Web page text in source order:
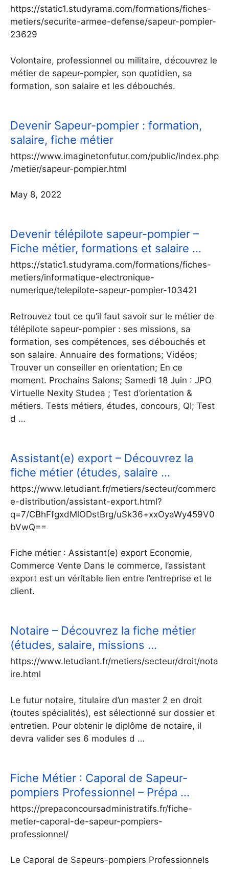
https://static1.studyrama.com/formations/fiches-
metiers/securite-armee-defense/sapeur-pompier-
23629
Volontaire, professionnel ou militaire, découvrez le
métier de sapeur-pompier, son quotidien, sa
formation, son salaire et les débouchés.
Devenir Sapeur-pompier : formation,
salaire, fiche métier
https://www.imaginetonfutur.com/public/index.php
/metier/sapeur-pompier.html
May 8, 2022
Devenir télépilote sapeur-pompier –
Fiche métier, formations et salaire …
https://static1.studyrama.com/formations/fiches-
metiers/informatique-electronique-
numerique/telepilote-sapeur-pompier-103421
Retrouvez tout ce qu’il faut savoir sur le métier de
télépilote sapeur-pompier : ses missions, sa
formation, ses compétences, ses débouchés et
son salaire. Annuaire des formations; Vidéos;
Trouver un conseiller en orientation; En ce
moment. Prochains Salons; Samedi 18 Juin : JPO
Virtuelle Nexity Studea ; Test d’orientation &
métiers. Tests métiers, études, concours, QI; Test
d …
Assistant(e) export – Découvrez la
fiche métier (études, salaire …
https://www.letudiant.fr/metiers/secteur/commerc
e-distribution/assistant-export.html?
q=7/CBhFfgxdMlODstBrg/uSk36+xxOyaWy459V0
bVwQ==
Fiche métier : Assistant(e) export Economie,
Commerce Vente Dans le commerce, l’assistant
export est un véritable lien entre l’entreprise et le
client.
Notaire – Découvrez la fiche métier
(études, salaire, missions …
https://www.letudiant.fr/metiers/secteur/droit/nota
ire.html
Le futur notaire, titulaire d’un master 2 en droit
(toutes spécialités), est sélectionné sur dossier et
entretien. Pour obtenir le diplôme de notaire, il
devra valider ses 6 modules d …
Fiche Métier : Caporal de Sapeur-
pompiers Professionnel – Prépa …
https://prepaconcoursadministratifs.fr/fiche-
metier-caporal-de-sapeur-pompiers-
professionnel/
Le Caporal de Sapeurs-pompiers Professionnels